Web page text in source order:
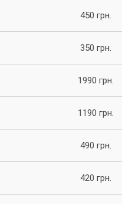
обслуживание вашей
длительного
450 грн.
350 грн.
1990 грн.
1190 грн.
490 грн.
420 грн.